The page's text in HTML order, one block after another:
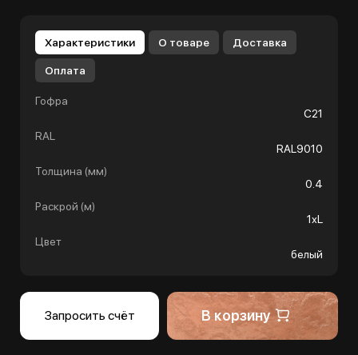
Характеристики О товаре Доставка
Оплата
Гофра
С21
RAL
RAL9010
Толщина (мм)
0.4
Раскрой (м)
1хL
Цвет
белый
Запросить счёт В корзину